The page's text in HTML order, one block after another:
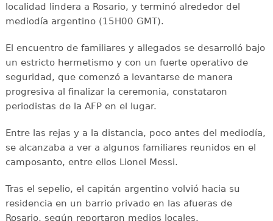
localidad lindera a Rosario, y terminó alrededor del
mediodía argentino (15H00 GMT).
El encuentro de familiares y allegados se desarrolló bajo
un estricto hermetismo y con un fuerte operativo de
seguridad, que comenzó a levantarse de manera
progresiva al finalizar la ceremonia, constataron
periodistas de la AFP en el lugar.
Entre las rejas y a la distancia, poco antes del mediodía,
se alcanzaba a ver a algunos familiares reunidos en el
camposanto, entre ellos Lionel Messi.
Tras el sepelio, el capitán argentino volvió hacia su
residencia en un barrio privado en las afueras de
Rosario, según reportaron medios locales.